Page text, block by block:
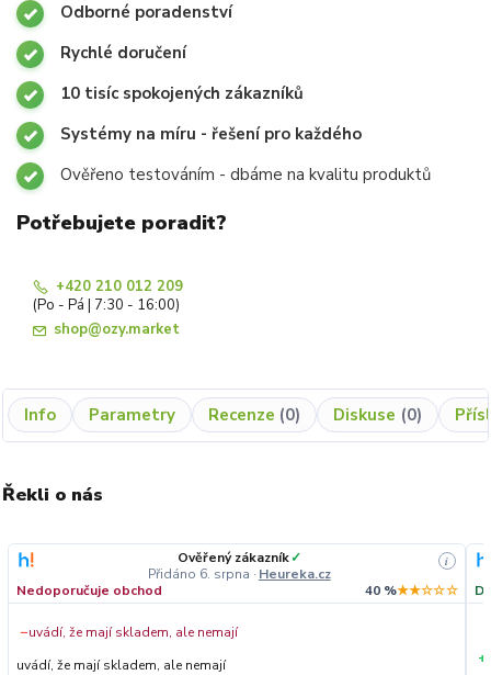
Odborné poradenství
Rychlé doručení
10 tisíc spokojených zákazníků
Systémy na míru - řešení pro každého
Ověřeno testováním - dbáme na kvalitu produktů
Potřebujete poradit?
+420 210 012 209
(Po - Pá | 7:30 - 16:00)
shop@ozy.market
Info Parametry Recenze 0 Diskuse 0
Řekli o nás
Ověřený zákazník✓
Přidáno 6. srpna · Heureka.cz
i
Nedoporučuje obchod 40 %★★☆☆☆
−uvádí, že mají skladem, ale nemají
uvádí, že mají skladem, ale nemají
+